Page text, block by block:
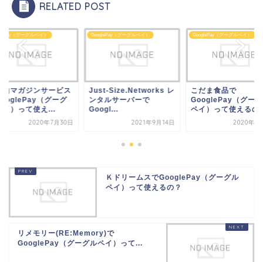
RELATED POST
（グーグルペイ）
Size.Networks レ
ルサーバーで
2021年9月14日
GooglePay（グーグルペイ）
こだま食品で
GooglePay（グーグル
ペイ）って使えるの？
2020年11月5日
GooglePay（グーグルペイ）
富士山マガジンサー
でGooglePay（グ
ルペイ）って使え...
2020年7
ＫドリームスでGooglePay（グーグル
ペイ）って使えるの？
リメモリー(RE:Memory)で
GooglePay（グーグルペイ）って...